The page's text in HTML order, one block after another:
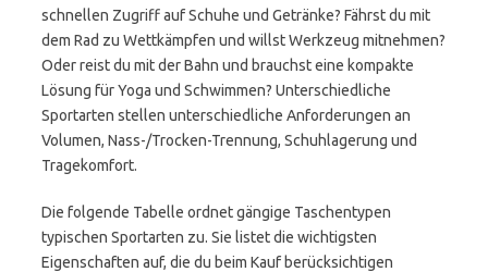
schnellen Zugriff auf Schuhe und Getränke? Fährst du mit
dem Rad zu Wettkämpfen und willst Werkzeug mitnehmen?
Oder reist du mit der Bahn und brauchst eine kompakte
Lösung für Yoga und Schwimmen? Unterschiedliche
Sportarten stellen unterschiedliche Anforderungen an
Volumen, Nass-/Trocken-Trennung, Schuhlagerung und
Tragekomfort.
Die folgende Tabelle ordnet gängige Taschentypen
typischen Sportarten zu. Sie listet die wichtigsten
Eigenschaften auf, die du beim Kauf berücksichtigen